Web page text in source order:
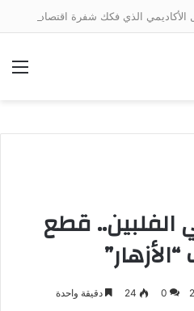
الفلبين.. قطع
0
24 دقيقة واحدة